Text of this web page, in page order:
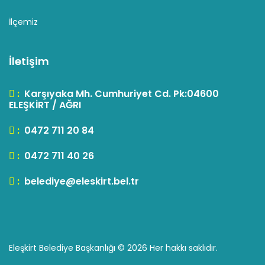
İlçemiz
İletişim
: Karşıyaka Mh. Cumhuriyet Cd. Pk:04600
ELEŞKİRT / AĞRI
: 0472 711 20 84
: 0472 711 40 26
: belediye@eleskirt.bel.tr
Eleşkirt Belediye Başkanlığı © 2026 Her hakkı saklıdır.